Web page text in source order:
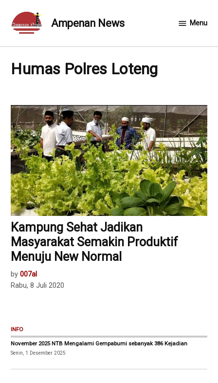
content
Ampenan News Menu
Humas Polres Loteng
Kampung Sehat Jadikan
Masyarakat Semakin Produktif
Menuju New Normal
by 007al
Rabu, 8 Juli 2020
INFO
November 2025 NTB Mengalami Gempabumi sebanyak 386 Kejadian
Senin, 1 Desember 2025